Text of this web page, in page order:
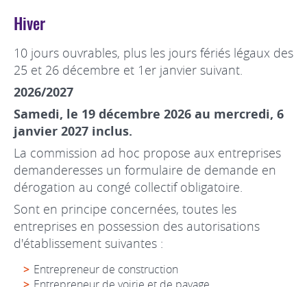
Hiver
10 jours ouvrables, plus les jours fériés légaux des
25 et 26 décembre et 1er janvier suivant.
2026/2027
Samedi, le 19 décembre 2026 au mercredi, 6
janvier 2027 inclus.
La commission ad hoc propose aux entreprises
demanderesses un formulaire de demande en
dérogation au congé collectif obligatoire.
Sont en principe concernées, toutes les
entreprises en possession des autorisations
d'établissement suivantes :
Entrepreneur de construction